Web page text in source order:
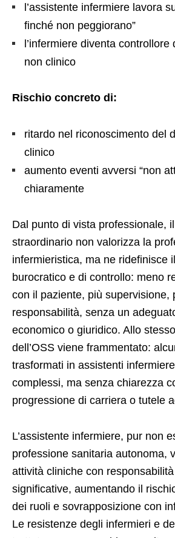
l’assistente infermiere lavora
finché non peggiorano”
l’infermiere diventa controllore
non clinico
Rischio concreto di:
ritardo nel riconoscimento del
clinico
aumento eventi avversi “non
chiaramente
Dal punto di vista professionale,
straordinario non valorizza la
infermieristica, ma ne ridefinisce
burocratico e di controllo: meno
con il paziente, più supervisione,
responsabilità, senza un
economico o giuridico. Allo
dell’OSS viene frammentato:
trasformati in assistenti
complessi, ma senza chiarezza
progressione di carriera o tutele
L’assistente infermiere, pur non
professione sanitaria autonoma,
attività cliniche con
significative, aumentando il
dei ruoli e sovrapposizione con
Le resistenze degli infermieri e